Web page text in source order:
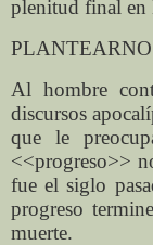
plenitud final en
Al hombre
discursos
que le
<<progreso>>
fue el siglo
progreso
muerte.